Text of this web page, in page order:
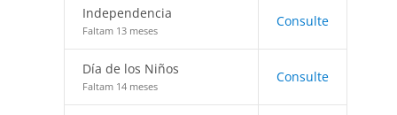
Independencia
Faltam 13 meses
Consulte
Día de los Niños
Faltam 14 meses
Consulte